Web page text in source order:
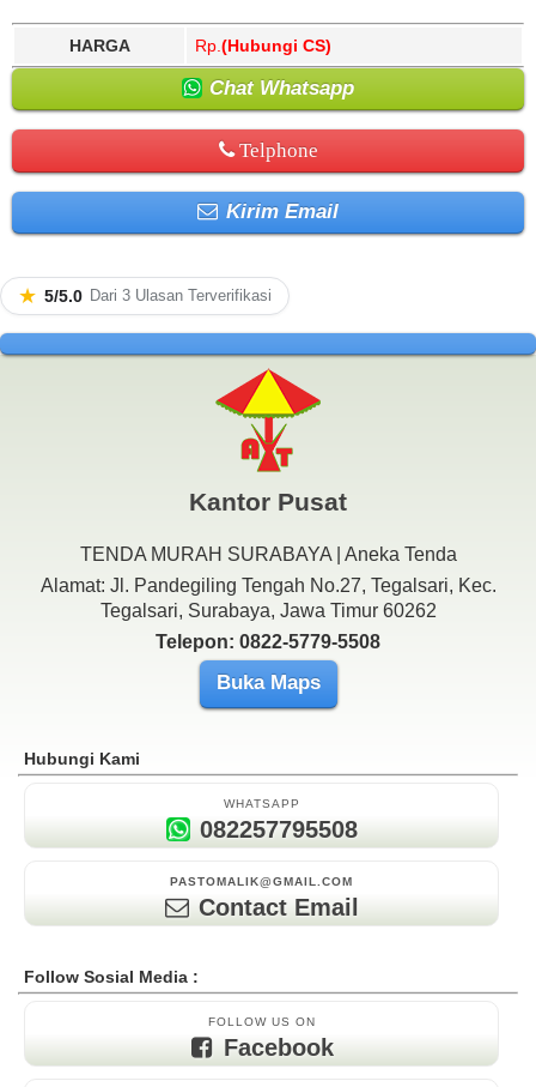
HARGA Rp. (Hubungi CS)
Chat Whatsapp
Telphone
Kirim Email
★ 5/5.0 Dari 3 Ulasan Terverifikasi
Kantor Pusat
TENDA MURAH SURABAYA | Aneka Tenda
Alamat: Jl. Pandegiling Tengah No.27, Tegalsari, Kec.
Tegalsari, Surabaya, Jawa Timur 60262
Telepon: 0822-5779-5508
Buka Maps
Hubungi Kami
WHATSAPP
082257795508
PASTOMALIK@GMAIL.COM
Contact Email
Follow Sosial Media :
FOLLOW US ON
Facebook